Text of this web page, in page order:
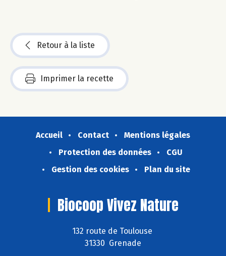
Retour à la liste
Imprimer la recette
Accueil Contact
Mentions légales
Protection des données
CGU
Gestion des cookies
Plan du site
Biocoop Vivez Nature
132 route de Toulouse
31330 Grenade